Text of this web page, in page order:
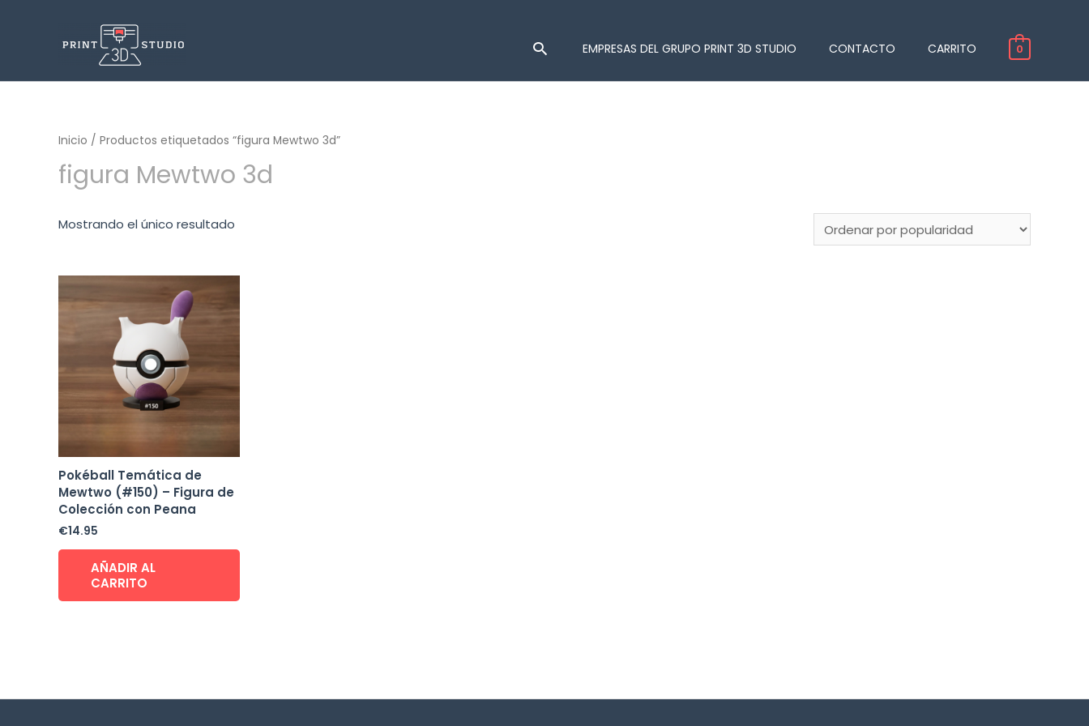
EMPRESAS DEL GRUPO PRINT 3D STUDIO CONTACTO CARRITO 0
Inicio / Productos etiquetados “figura Mewtwo 3d”
figura Mewtwo 3d
Mostrando el único resultado
Pokéball Temática de
Mewtwo (#150) – Figura de
Colección con Peana
€14.95
AÑADIR AL
CARRITO